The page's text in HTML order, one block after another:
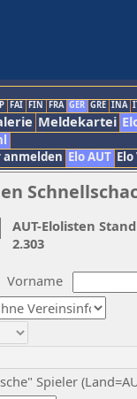
FAI FIN FRA GER GRE INA
Meldekartei
anmelden Elo AUT
Vorname
Spieler
AUT-Elolisten
2.303